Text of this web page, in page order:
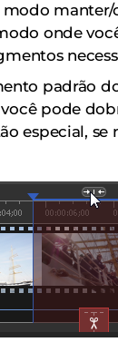
modo manter/
onde
padrão
pode
especial, se